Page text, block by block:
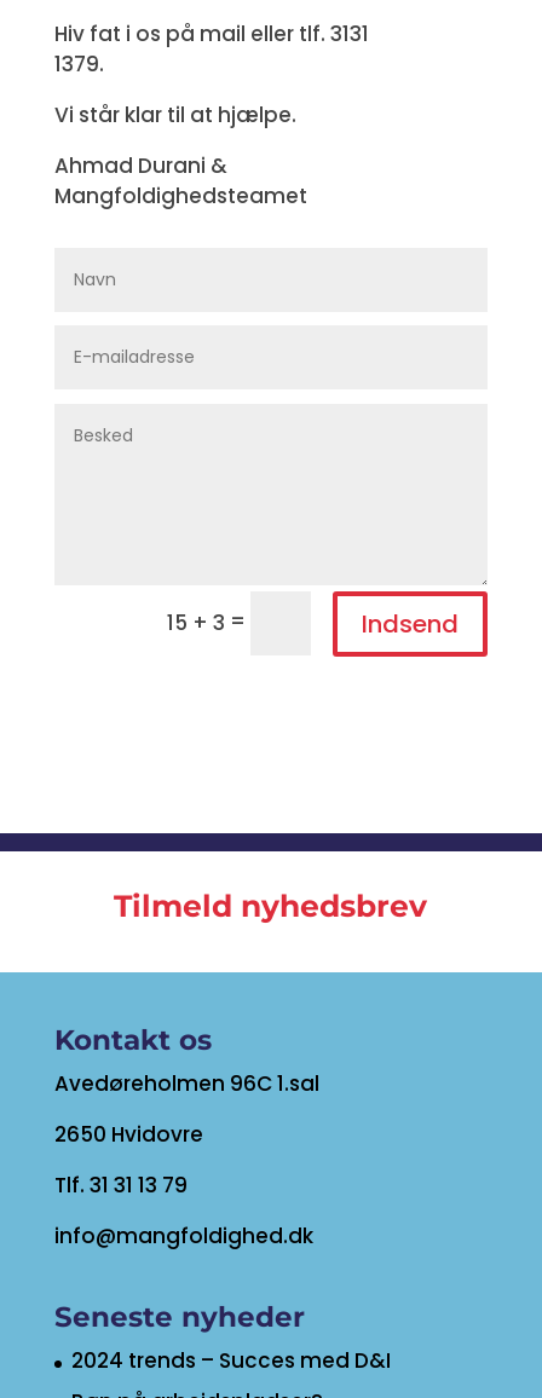
Hiv fat i os på mail eller tlf. 3131
1379.
Vi står klar til at hjælpe.
Ahmad Durani &
Mangfoldighedsteamet
15 + 3 = Indsend
Tilmeld nyhedsbrev
Kontakt os
Avedøreholmen 96C 1.sal
2650 Hvidovre
Tlf. 31 31 13 79
info@mangfoldighed.dk
Seneste nyheder
2024 trends – Succes med D&I